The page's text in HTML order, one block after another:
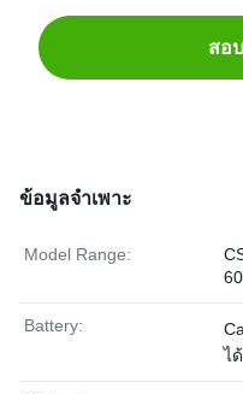
สอ
ข้อมูลจำเพาะ
Model Range:
Battery:
ไ